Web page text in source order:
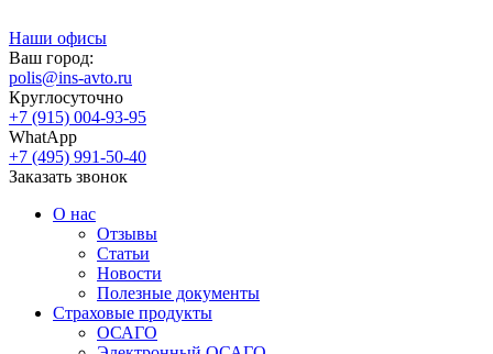
Наши офисы
Ваш город:
polis@ins-avto.ru
Круглосуточно
+7 (915) 004-93-95
WhatApp
+7 (495) 991-50-40
Заказать звонок
О нас
Отзывы
Статьи
Новости
Полезные документы
Страховые продукты
ОСАГО